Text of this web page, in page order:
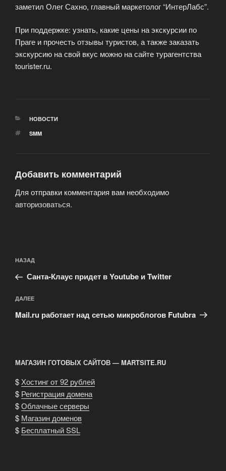
заметил Олег Сахно, главный маркетолог “ИнтерЛабс”.
При поддержке: узнать, какие цены на экскурсии по
Праге и прочесть отзывы туристов, а также заказать
экскурсию на свой вкус можно на сайте турагентства
tourister.ru.
РУБРИКИ
НОВОСТИ
МЕТКИ
SMM
Добавить комментарий
Для отправки комментария вам необходимо
авторизоваться.
по
записям
Предыдущая
запись:
НАЗАД
Санта-Клаус придет в Youtube и Twitter
Следующая
запись
ДАЛЕЕ
Mail.ru работает над сетью микроблогов Futubra
МАГАЗИН ГОТОВЫХ САЙТОВ — MARTSITE.RU
$Хостинг от 92 рублей
$ Регистрация домена
$Облачные серверы
$ Магазин доменов
$ Бесплатный SSL